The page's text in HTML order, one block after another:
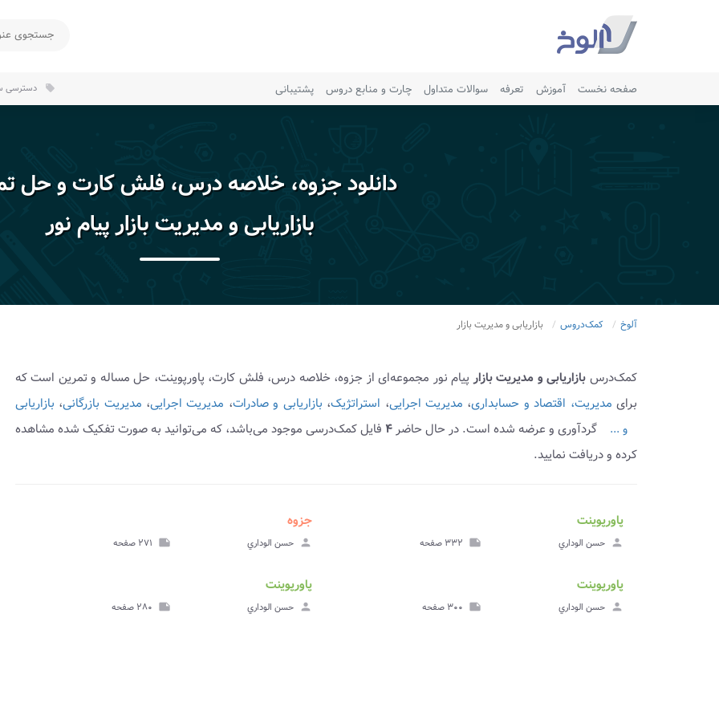
صفحه نخست آموزش تعرفه سوالات متداول چارت و منابع دروس پشتیبانی local_offer دسترسی
دانلود جزوه، خلاصه درس، فلش کارت و حل
بازاریابی و مدیریت بازار پیام نور
آلوخ کمک‌دروس بازاریابی و مدیریت بازار
کمک‌درس بازاریابی و مدیریت بازارپیام نور مجموعه‌ای از جزوه، خلاصه درس، فلش کارت، پاورپوینت، حل مساله و تمرین است که
برای مدیریت، اقتصاد و حسابداری، مدیریت اجرایی، استراتژیک، بازاریابی و صادرات، مدیریت اجرایی، مدیریت بازرگانی، بازاریابی
و ... گردآوری و عرضه شده است. در حال حاضر۴ فایل کمک‌درسی موجود می‌باشد، که می‌توانید به صورت تفکیک شده مشاهده
کرده و دریافت نمایید.
پاورپوینت
person حسن الوداري note ۳۳۲ صفحه
جزوه
person حسن الوداري note ۲۷۱ صفحه
پاورپوینت
person حسن الوداري note ۳۰۰ صفحه
پاورپوینت
person حسن الوداري note ۲۸۰ صفحه